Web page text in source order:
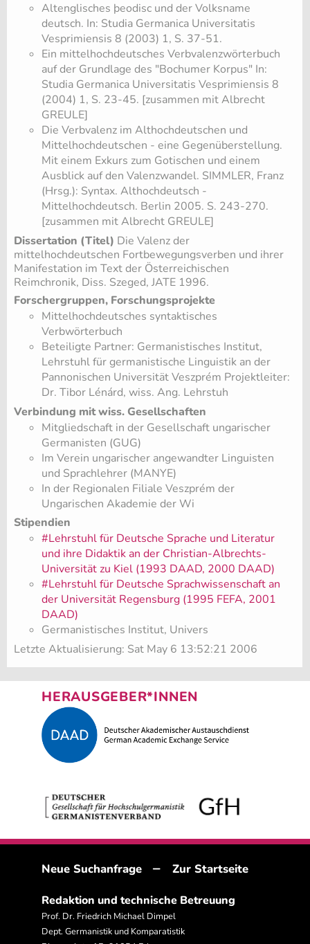
Altenglisches þeodisc und der Volksname
deutsch. In: Studia Germanica Universitatis
Vesprimiensis 8 (2003) 1, S. 37-51.
Ein mittelhochdeutsches Verbvalenzwörterbuch
auf der Grundlage des "Bochumer Korpus" In:
Studia Germanica Universitatis Vesprimiensis 8
(2004) 1, S. 23-45. [zusammen mit Albrecht
GREULE]
Die Verbvalenz im Althochdeutschen und
Mittelhochdeutschen - eine Gegenüberstellung.
Mit einem Exkurs zum Gotischen und einem
Ausblick auf den Valenzwandel. SIMMLER, Franz
(Hrsg.): Syntax. Althochdeutsch -
Mittelhochdeutsch. Berlin 2005. S. 243-270.
[zusammen mit Albrecht GREULE]
Dissertation (Titel) Die Valenz der
mittelhochdeutschen Fortbewegungsverben und ihrer
Manifestation im Text der Österreichischen
Reimchronik, Diss. Szeged, JATE 1996.
Forschergruppen, Forschungsprojekte
Mittelhochdeutsches syntaktisches
Verbwörterbuch
Beteiligte Partner: Germanistisches Institut,
Lehrstuhl für germanistische Linguistik an der
Pannonischen Universität Veszprém Projektleiter:
Dr. Tibor Lénárd, wiss. Ang. Lehrstuh
Verbindung mit wiss. Gesellschaften
Mitgliedschaft in der Gesellschaft ungarischer
Germanisten (GUG)
Im Verein ungarischer angewandter Linguisten
und Sprachlehrer (MANYE)
In der Regionalen Filiale Veszprém der
Ungarischen Akademie der Wi
Stipendien
#Lehrstuhl für Deutsche Sprache und Literatur
und ihre Didaktik an der Christian-Albrechts-
Universität zu Kiel (1993 DAAD, 2000 DAAD)
#Lehrstuhl für Deutsche Sprachwissenschaft an
der Universität Regensburg (1995 FEFA, 2001
DAAD)
Germanistisches Institut, Univers
Letzte Aktualisierung: Sat May 6 13:52:21 2006
HERAUSGEBER*INNEN
Neue Suchanfrage – Zur Startseite
Redaktion und technische Betreuung
Prof. Dr. Friedrich Michael Dimpel
Dept. Germanistik und Komparatistik